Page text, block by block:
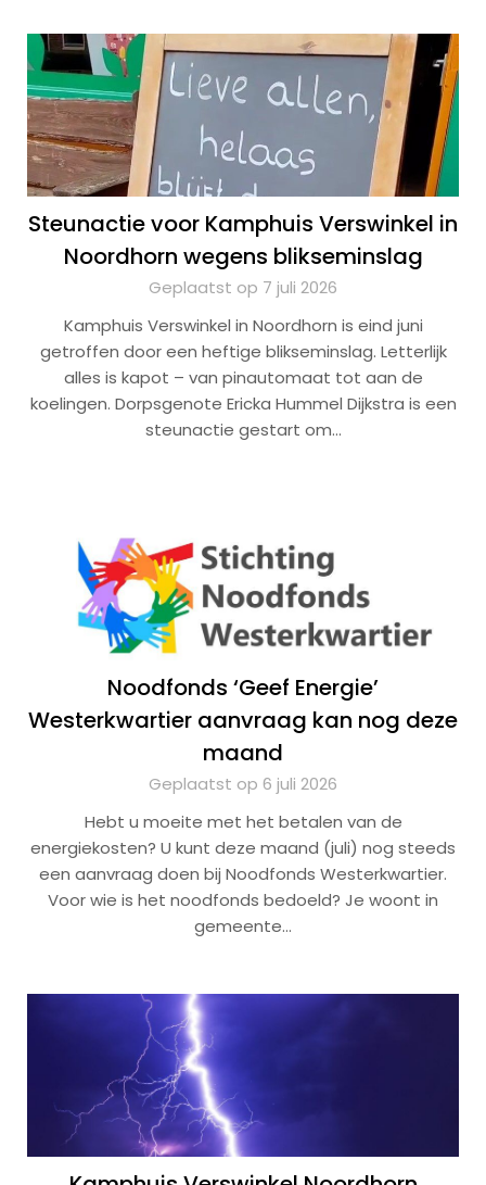
Steunactie voor Kamphuis Verswinkel in
Noordhorn wegens blikseminslag
Geplaatst op 7 juli 2026
Kamphuis Verswinkel in Noordhorn is eind juni
getroffen door een heftige blikseminslag. Letterlijk
alles is kapot – van pinautomaat tot aan de
koelingen. Dorpsgenote Ericka Hummel Dijkstra is een
steunactie gestart om…
Noodfonds ‘Geef Energie’
Westerkwartier aanvraag kan nog deze
maand
Geplaatst op 6 juli 2026
Hebt u moeite met het betalen van de
energiekosten? U kunt deze maand (juli) nog steeds
een aanvraag doen bij Noodfonds Westerkwartier.
Voor wie is het noodfonds bedoeld? Je woont in
gemeente…